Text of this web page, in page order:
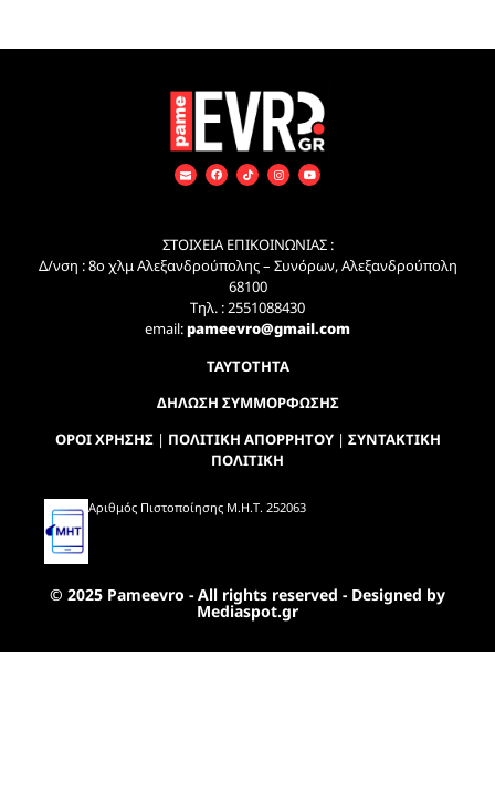
ΣΤΟΙΧΕΙΑ ΕΠΙΚΟΙΝΩΝΙΑΣ :
Δ/νση : 8ο χλμ Αλεξανδρούπολης – Συνόρων, Αλεξανδρούπολη
68100
Τηλ. : 2551088430
email:pameevro@gmail.com
ΤΑΥΤΟΤΗΤΑ
ΔΗΛΩΣΗ ΣΥΜΜΟΡΦΩΣΗΣ
ΟΡΟΙ ΧΡΗΣΗΣ| ΠΟΛΙΤΙΚΗ ΑΠΟΡΡΗΤΟΥ| ΣΥΝΤΑΚΤΙΚΗ
ΠΟΛΙΤΙΚΗ
Αριθμός Πιστοποίησης Μ.Η.Τ. 252063
© 2025 Pameevro - All rights reserved - Designed by
Mediaspot.gr